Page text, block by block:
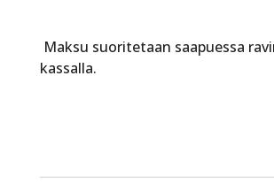
Maksu suoritetaan saapuessa
kassalla.